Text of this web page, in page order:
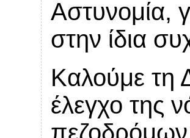
Αστυνομία,
στην ίδια
Καλούμε τη
έλεγχο της